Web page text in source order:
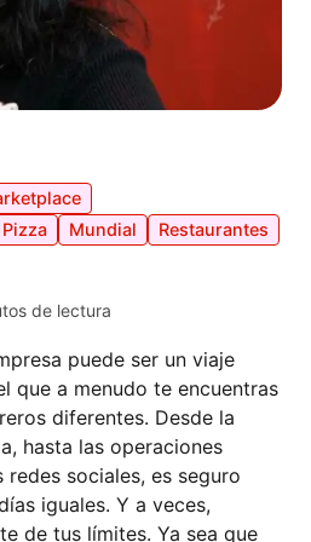
puede ser un viaje
que a menudo te encuentras
diferentes. Desde la
hasta las operaciones
sociales, es seguro
iguales. Y a veces,
de tus límites. Ya sea que
Pizza Mundial
Restaurantes
de lectura